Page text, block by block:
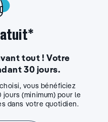
tout ! Votre
30 jours.
vous bénéficiez
jours (minimum) pour le
dans votre quotidien.